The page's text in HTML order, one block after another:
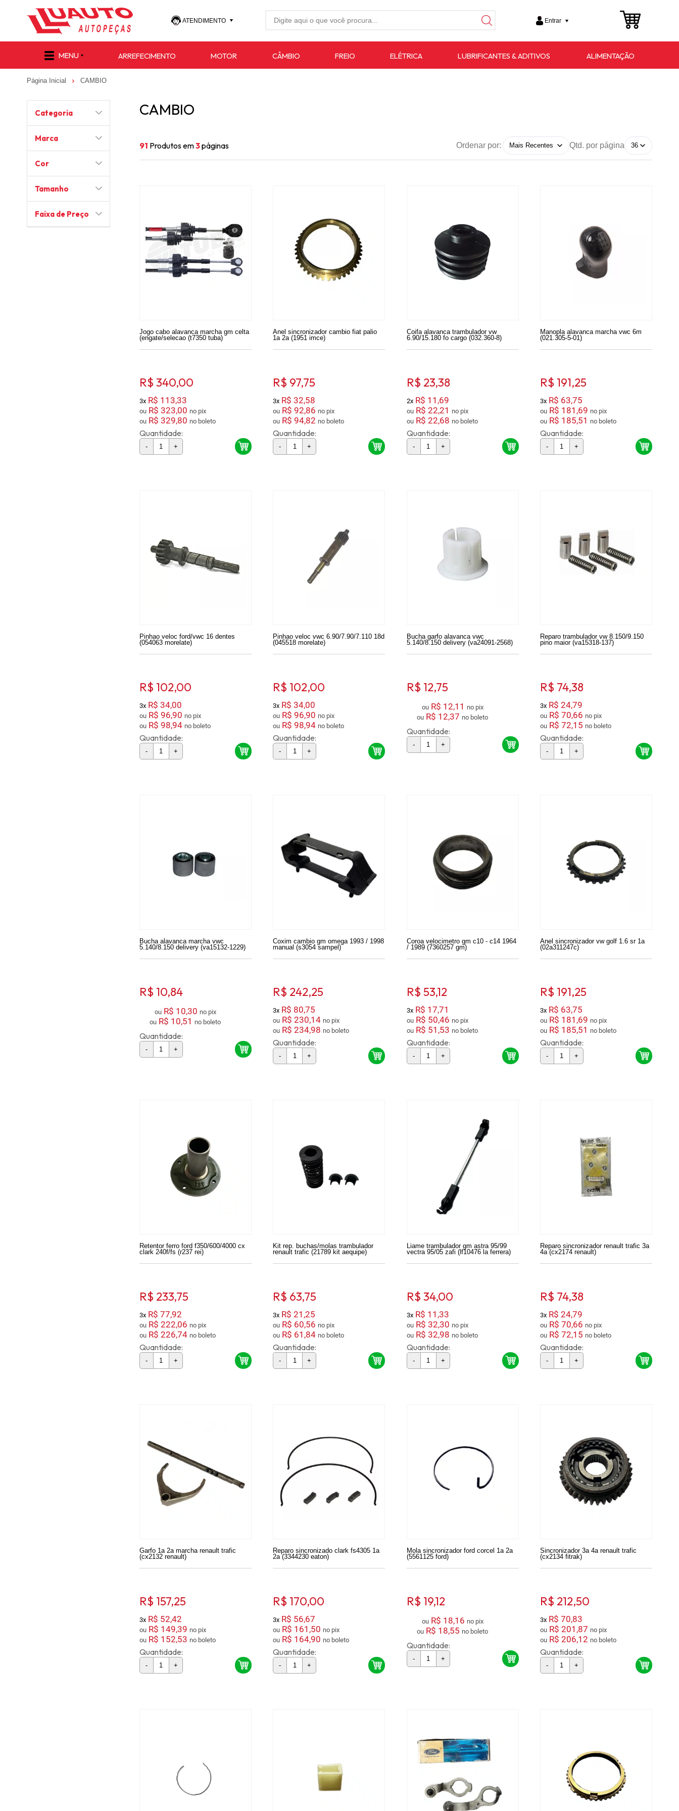
ATENDIMENTO
(47) 3027-4733
Entrar
MENU ARREFECIMENTO MOTOR CÂMBIO FREIO ELÉTRICA LUBRIFICANTES & ADITIVOS ALIMENTAÇÃO
Página Inicial CAMBIO
Categoria
Marca
Cor
Tamanho
Faixa de Preço
CAMBIO
91 Produtos em3páginas Ordenar por: Qtd. por página
Jogo cabo alavanca marcha gm celta
(engate/selecao (t7350 tuba)
R$ 340,00
3x R$ 113,33
ou R$ 323,00
no pix
ou R$ 329,80 no boleto
Quantidade:
- +
Anel sincronizador cambio fiat palio
1a 2a (1951 imce)
R$ 97,75
3x R$ 32,58
ou R$ 92,86
no pix
ou R$ 94,82 no boleto
Quantidade:
- +
Coifa alavanca trambulador vw
6.90/15.180 fo cargo (032.360-8)
R$ 23,38
2x R$ 11,69
ou R$ 22,21
no pix
ou R$ 22,68 no boleto
Quantidade:
- +
Manopla alavanca marcha vwc 6m
(021.305-5-01)
R$ 191,25
3x R$ 63,75
ou R$ 181,69
no pix
ou R$ 185,51 no boleto
Quantidade:
- +
Pinhao veloc ford/vwc 16 dentes
(054063 morelate)
R$ 102,00
3x R$ 34,00
ou R$ 96,90
no pix
ou R$ 98,94 no boleto
Quantidade:
- +
Pinhao veloc vwc 6.90/7.90/7.110 18d
(045518 morelate)
R$ 102,00
3x R$ 34,00
ou R$ 96,90
no pix
ou R$ 98,94 no boleto
Quantidade:
- +
Bucha garfo alavanca vwc
5.140/8.150 delivery (va24091-2568)
R$ 12,75
ou R$ 12,11
no pix
ou R$ 12,37 no boleto
Quantidade:
- +
Reparo trambulador vw 8.150/9.150
pino maior (va15318-137)
R$ 74,38
3x R$ 24,79
ou R$ 70,66
no pix
ou R$ 72,15 no boleto
Quantidade:
- +
Bucha alavanca marcha vwc
5.140/8.150 delivery (va15132-1229)
R$ 10,84
ou R$ 10,30
no pix
ou R$ 10,51 no boleto
Quantidade:
- +
Coxim cambio gm omega 1993 / 1998
manual (s3054 sampel)
R$ 242,25
3x R$ 80,75
ou R$ 230,14
no pix
ou R$ 234,98 no boleto
Quantidade:
- +
Coroa velocimetro gm c10 - c14 1964
/ 1989 (7360257 gm)
R$ 53,12
3x R$ 17,71
ou R$ 50,46
no pix
ou R$ 51,53 no boleto
Quantidade:
- +
Anel sincronizador vw golf 1.6 sr 1a
(02a311247c)
R$ 191,25
3x R$ 63,75
ou R$ 181,69
no pix
ou R$ 185,51 no boleto
Quantidade:
- +
Retentor ferro ford f350/600/4000 cx
clark 240f/fs (r237 rei)
R$ 233,75
3x R$ 77,92
ou R$ 222,06
no pix
ou R$ 226,74 no boleto
Quantidade:
- +
Kit rep. buchas/molas trambulador
renault trafic (21789 kit aequipe)
R$ 63,75
3x R$ 21,25
ou R$ 60,56
no pix
ou R$ 61,84 no boleto
Quantidade:
- +
Liame trambulador gm astra 95/99
vectra 95/05 zafi (lf10476 la ferrera)
R$ 34,00
3x R$ 11,33
ou R$ 32,30
no pix
ou R$ 32,98 no boleto
Quantidade:
- +
Reparo sincronizador renault trafic 3a
4a (cx2174 renault)
R$ 74,38
3x R$ 24,79
ou R$ 70,66
no pix
ou R$ 72,15 no boleto
Quantidade:
- +
Garfo 1a 2a marcha renault trafic
(cx2132 renault)
R$ 157,25
3x R$ 52,42
ou R$ 149,39
no pix
ou R$ 152,53 no boleto
Quantidade:
- +
Reparo sincronizado clark fs4305 1a
2a (3344230 eaton)
R$ 170,00
3x R$ 56,67
ou R$ 161,50
no pix
ou R$ 164,90 no boleto
Quantidade:
- +
Mola sincronizador ford corcel 1a 2a
(5561125 ford)
R$ 19,12
ou R$ 18,16
no pix
ou R$ 18,55 no boleto
Quantidade:
- +
Sincronizador 3a 4a renault trafic
(cx2134 fitrak)
R$ 212,50
3x R$ 70,83
ou R$ 201,87
no pix
ou R$ 206,12 no boleto
Quantidade:
- +